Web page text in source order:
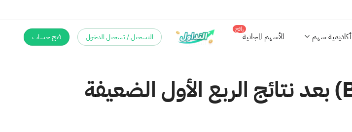
أكاديمية سهم الأسهم المجانية
رائج
التسجيل / تسجيل الدخول فتح حساب
مراجعة تقييم شركة بادجر ميتر (BMI) بعد نتائج الربع الأول الضعيفة